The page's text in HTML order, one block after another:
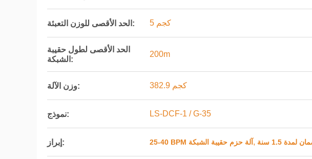
الحد الأقصى للوزن التعبئة: 5 كجم
الحد الأقصى لطول حقيبة
الشبكة:
200m
وزن الآلة: 382.9 كجم
نموذج: LS-DCF-1 / G-35
إبراز: 25-40 BPM آلة حزم حقيبة الشبكة , 1.5 سنة